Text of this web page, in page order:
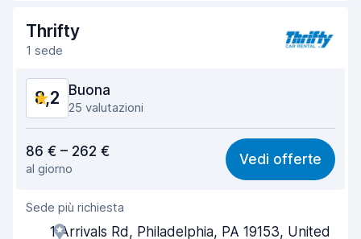
Rapidità della riconsegna 9,3
Condizioni dell'auto
Thrifty
1 sede
8,2 Buona
25 valutazioni
8,1
Facile da trovare 7,9
Gentilezza degli agenti
86 € – 262 €
al giorno
Vedi offerte
Sede più richiesta
1 Arrivals Rd, Philadelphia, PA 19153, United